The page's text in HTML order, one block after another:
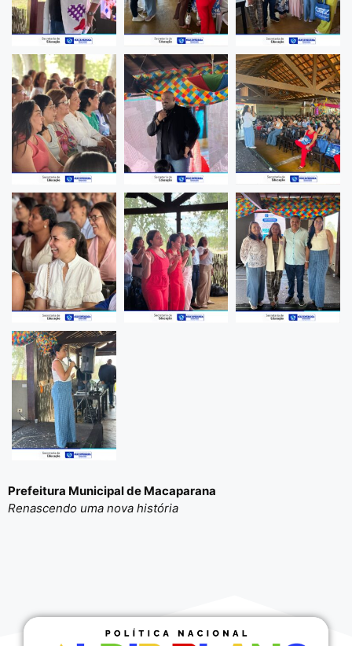
Prefeitura Municipal de Macaparana
Renascendo uma nova história